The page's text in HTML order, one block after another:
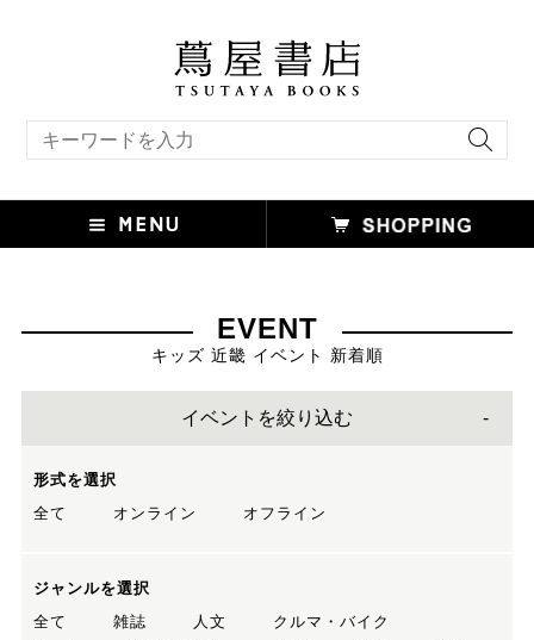
EVENT
キッズ 近畿 イベント 新着順
イベントを絞り込む
形式を選択
全て
オンライン オフライン
ジャンルを選択
全て
雑誌 人文
クルマ・バイク